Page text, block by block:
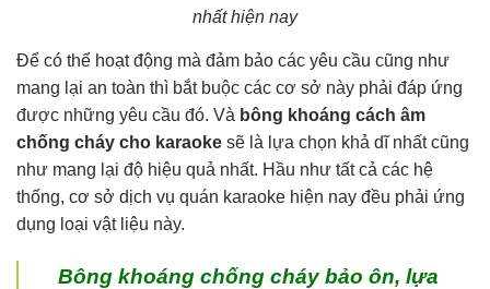
nhất hiện nay
Để có thể hoạt động mà đảm bảo các yêu cầu cũng như
mang lại an toàn thì bắt buộc các cơ sở này phải đáp ứng
được những yêu cầu đó. Và bông khoáng cách âm
chống cháy cho karaoke sẽ là lựa chọn khả dĩ nhất cũng
như mang lại độ hiệu quả nhất. Hầu như tất cả các hệ
thống, cơ sở dịch vụ quán karaoke hiện nay đều phải ứng
dụng loại vật liệu này.
Bông khoáng chống cháy bảo ôn, lựa